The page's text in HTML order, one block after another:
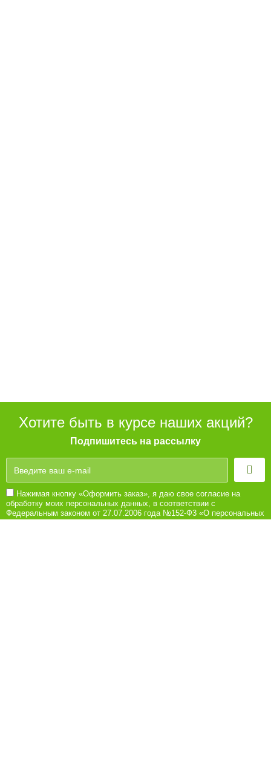
Хотите быть в курсе наших акций?
Подпишитесь на рассылку
Нажимая кнопку «Оформить заказ», я даю свое согласие на
обработку моих персональных данных, в соответствии с
Федеральным законом от 27.07.2006 года №152-Ф3 «О персональных